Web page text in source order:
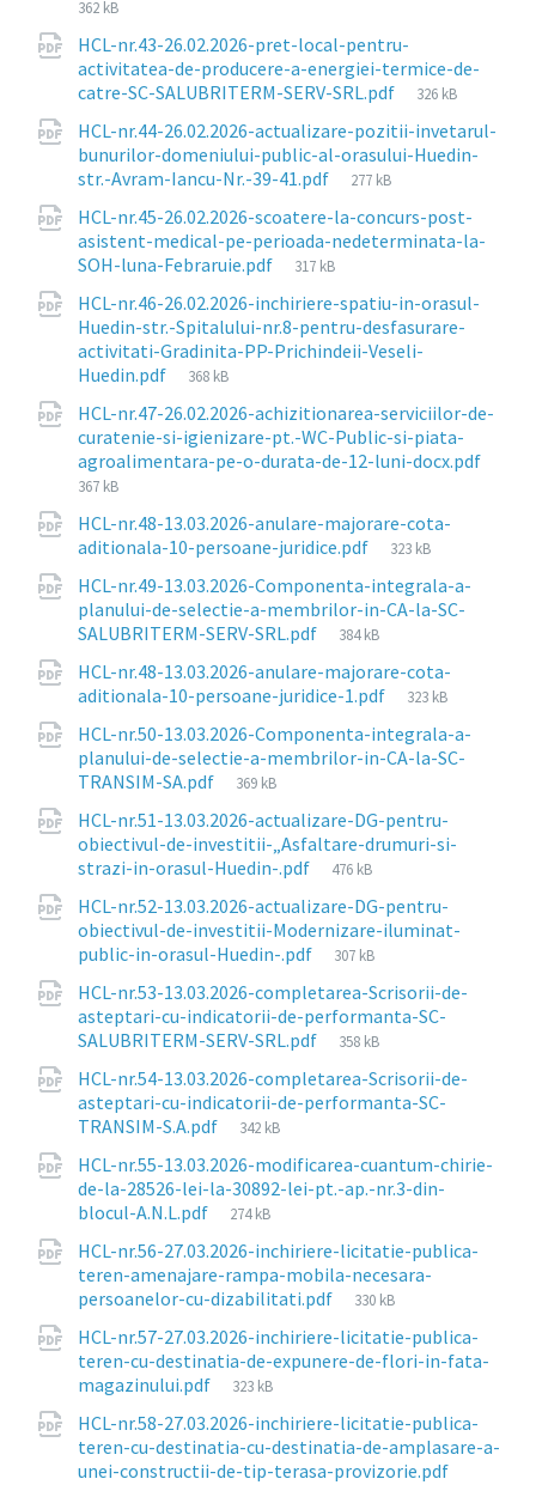
362 kB
HCL-nr.43-26.02.2026-pret-local-pentru-
activitatea-de-producere-a-energiei-termice-de-
catre-SC-SALUBRITERM-SERV-SRL.pdf
File
326 kB
HCL-nr.44-26.02.2026-actualizare-pozitii-invetarul-
bunurilor-domeniului-public-al-orasului-Huedin-
str.-Avram-Iancu-Nr.-39-41.pdf
File
277 kB
HCL-nr.45-26.02.2026-scoatere-la-concurs-post-
asistent-medical-pe-perioada-nedeterminata-la-
SOH-luna-Febraruie.pdf
File
317 kB
HCL-nr.46-26.02.2026-inchiriere-spatiu-in-orasul-
Huedin-str.-Spitalului-nr.8-pentru-desfasurare-
activitati-Gradinita-PP-Prichindeii-Veseli-
Huedin.pdf
File
368 kB
HCL-nr.47-26.02.2026-achizitionarea-serviciilor-de-
curatenie-si-igienizare-pt.-WC-Public-si-piata-
agroalimentara-pe-o-durata-de-12-luni-docx.pdf
File
367 kB
HCL-nr.48-13.03.2026-anulare-majorare-cota-
aditionala-10-persoane-juridice.pdf
File
323 kB
HCL-nr.49-13.03.2026-Componenta-integrala-a-
planului-de-selectie-a-membrilor-in-CA-la-SC-
SALUBRITERM-SERV-SRL.pdf
File
384 kB
HCL-nr.48-13.03.2026-anulare-majorare-cota-
aditionala-10-persoane-juridice-1.pdf
File
323 kB
HCL-nr.50-13.03.2026-Componenta-integrala-a-
planului-de-selectie-a-membrilor-in-CA-la-SC-
TRANSIM-SA.pdf
File
369 kB
HCL-nr.51-13.03.2026-actualizare-DG-pentru-
obiectivul-de-investitii-„Asfaltare-drumuri-si-
strazi-in-orasul-Huedin-.pdf
File
476 kB
HCL-nr.52-13.03.2026-actualizare-DG-pentru-
obiectivul-de-investitii-Modernizare-iluminat-
public-in-orasul-Huedin-.pdf
File
307 kB
HCL-nr.53-13.03.2026-completarea-Scrisorii-de-
asteptari-cu-indicatorii-de-performanta-SC-
SALUBRITERM-SERV-SRL.pdf
File
358 kB
HCL-nr.54-13.03.2026-completarea-Scrisorii-de-
asteptari-cu-indicatorii-de-performanta-SC-
TRANSIM-S.A.pdf
File
342 kB
HCL-nr.55-13.03.2026-modificarea-cuantum-chirie-
de-la-28526-lei-la-30892-lei-pt.-ap.-nr.3-din-
blocul-A.N.L.pdf
File
274 kB
HCL-nr.56-27.03.2026-inchiriere-licitatie-publica-
teren-amenajare-rampa-mobila-necesara-
persoanelor-cu-dizabilitati.pdf
File
330 kB
HCL-nr.57-27.03.2026-inchiriere-licitatie-publica-
teren-cu-destinatia-de-expunere-de-flori-in-fata-
magazinului.pdf
File
323 kB
HCL-nr.58-27.03.2026-inchiriere-licitatie-publica-
teren-cu-destinatia-cu-destinatia-de-amplasare-a-
unei-constructii-de-tip-terasa-provizorie.pdf